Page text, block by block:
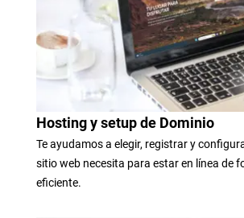
Hosting y setup de Dominio
Te ayudamos a elegir, registrar y
sitio web necesita para estar en línea de
eficiente.